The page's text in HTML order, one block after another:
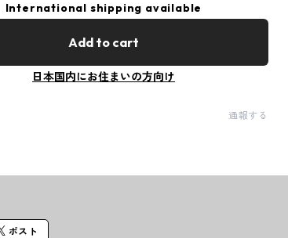
International shipping available
Add to cart
日本国内にお住まいの方向け
通報する
ポスト